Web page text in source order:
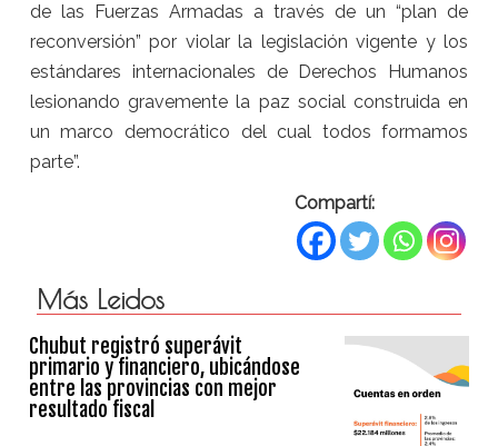
de las Fuerzas Armadas a través de un “plan de
reconversión” por violar la legislación vigente y los
estándares internacionales de Derechos Humanos
lesionando gravemente la paz social construida en
un marco democrático del cual todos formamos
parte”.
Compartí:
Más Leidos
Chubut registró superávit
primario y financiero, ubicándose
entre las provincias con mejor
resultado fiscal